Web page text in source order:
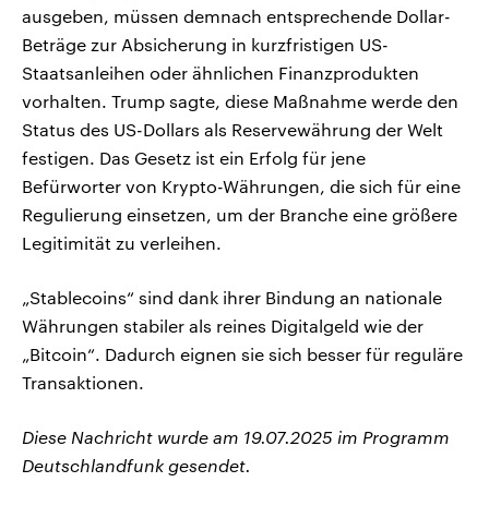
ausgeben, müssen demnach entsprechende Dollar-
Beträge zur Absicherung in kurzfristigen US-
Staatsanleihen oder ähnlichen Finanzprodukten
vorhalten. Trump sagte, diese Maßnahme werde den
Status des US-Dollars als Reservewährung der Welt
festigen. Das Gesetz ist ein Erfolg für jene
Befürworter von Krypto-Währungen, die sich für eine
Regulierung einsetzen, um der Branche eine größere
Legitimität zu verleihen.
„Stablecoins“ sind dank ihrer Bindung an nationale
Währungen stabiler als reines Digitalgeld wie der
„Bitcoin“. Dadurch eignen sie sich besser für reguläre
Transaktionen.
Diese Nachricht wurde am 19.07.2025 im Programm
Deutschlandfunk gesendet.